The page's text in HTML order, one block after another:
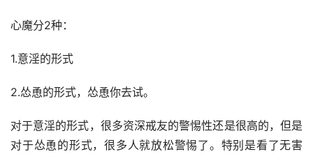
心魔分2种：
1.意淫的形式
2.怂恿的形式，怂恿你去试。
对于意淫的形式，很多资深戒友的警惕性还是很高的，但是
对于怂恿的形式，很多人就放松警惕了。特别是看了无害